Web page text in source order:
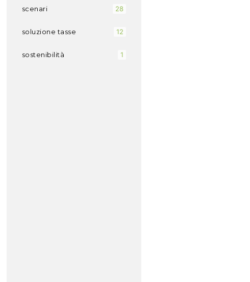
scenari 28
soluzione tasse 12
sostenibilità 1